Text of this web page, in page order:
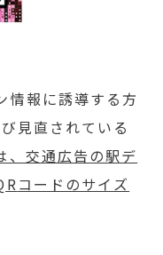
情報に誘導する方
見直されている
、交通広告の駅デ
コードのサイズ